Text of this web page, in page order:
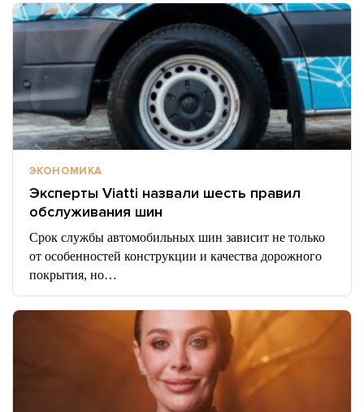
ЭКОНОМИКА
Эксперты Viatti назвали шесть правил
обслуживания шин
Срок службы автомобильных шин зависит не только
от особенностей конструкции и качества дорожного
покрытия, но…